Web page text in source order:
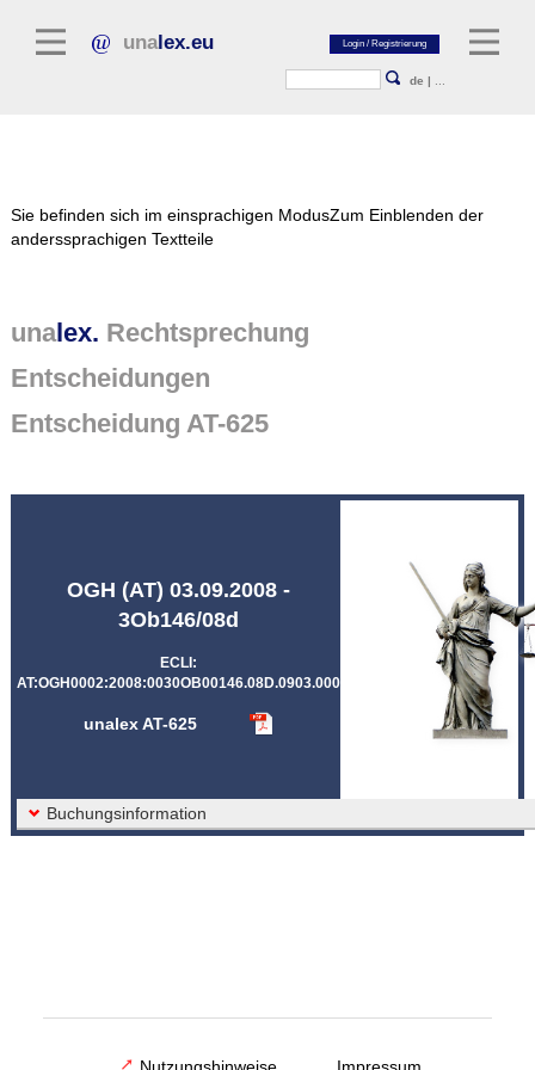
unalex.eu
de |
Normtexte
Rechtsprechung
Sie befinden sich im einsprachigen ModusZum Einblenden der
anderssprachigen Textteile
unalex. Rechtsprechung
Entscheidungen
Entscheidung AT-625
OGH (AT) 03.09.2008 -
3Ob146/08d
ECLI:
AT:OGH0002:2008:0030OB00146.08D.0903.000
unalex AT-625
Buchungsinformation
Nutzungshinweise Impressum